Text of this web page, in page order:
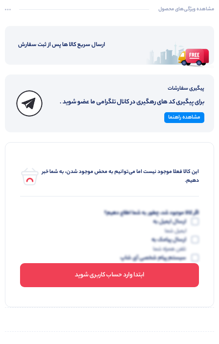
مشاهده ویژگی‌های محصول
ارسال سریع کالا ها پس از ثبت سفارش
پیگیری سفارشات
برای پیگیری کد های رهگیری در کانال تلگرامی ما عضو شوید .
مشاهده راهنما
این کالا فعلا موجود نیست اما می‌توانیم به محض موجود شدن، به شما خبر
دهیم.
اگر کالا موجود شد، چطور به شما اطلاع دهیم؟
ارسال ایمیل به
ایمیل شما
ارسال پیامک به
تلفن همراه شما
سیستم پیام شخصی آی شاپ
ابتدا وارد حساب کاربری شوید